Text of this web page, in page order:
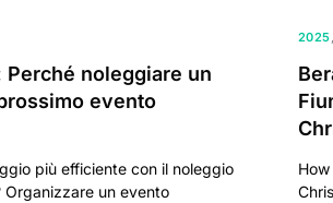
Perché noleggiare un
evento
più efficiente con il noleggio
Organizzare un evento
2025